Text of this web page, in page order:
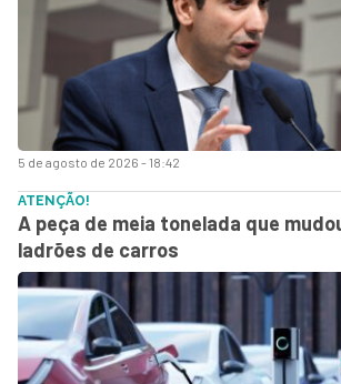
5 de agosto de 2026 - 18:42
ATENÇÃO!
A peça de meia tonelada que
ladrões de carros